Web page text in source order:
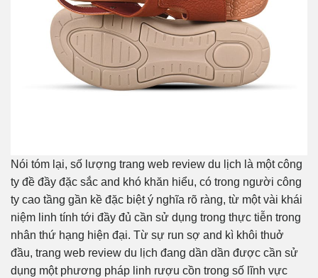
Nói tóm lại, số lượng trang web review du lịch là một công
ty đề đầy đặc sắc and khó khăn hiểu, có trong người công
ty cao tầng gần kề đặc biệt ý nghĩa rõ ràng, từ một vài khái
niệm linh tính tới đầy đủ cần sử dụng trong thực tiễn trong
nhân thứ hạng hiện đại. Từ sự run sợ and kì khôi thuở
đầu, trang web review du lịch đang dần dần được cần sử
dụng một phương pháp linh rượu cồn trong số lĩnh vực